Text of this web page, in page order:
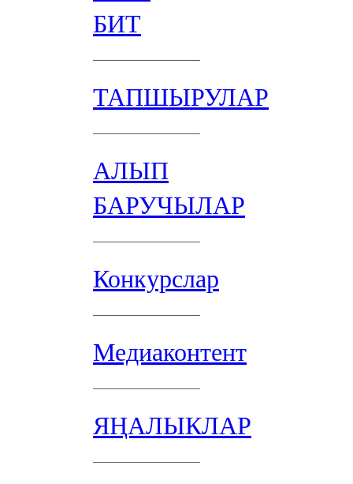
БИТ
ТАПШЫРУЛАР
АЛЫП
БАРУЧЫЛАР
Конкурслар
Медиаконтент
ЯҢАЛЫКЛАР